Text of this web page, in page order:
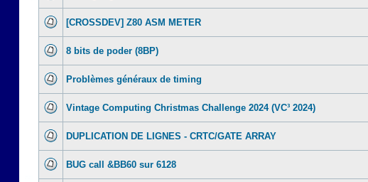
[CROSSDEV] Z80 ASM METER
8 bits de poder (8BP)
Problèmes généraux de timing
Vintage Computing Christmas Challenge 2024 (VC³ 2024)
DUPLICATION DE LIGNES - CRTC/GATE ARRAY
BUG call &BB60 sur 6128